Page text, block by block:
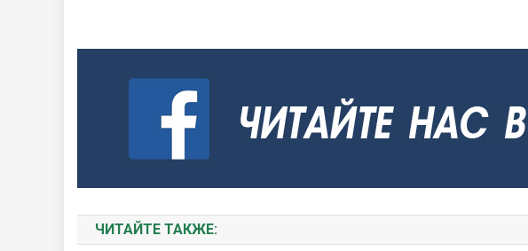
ЧИТАЙТЕ ТАКЖЕ: